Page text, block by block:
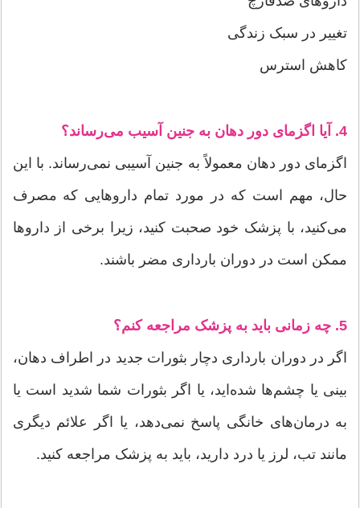
تغییر در سبک زندگی
کاهش استرس
4. آیا اگزمای دور دهان به جنین آسیب می‌رساند؟
اگزمای دور دهان معمولاً به جنین آسیبی نمی‌رساند. با این
حال، مهم است که در مورد تمام داروهایی که مصرف
می‌کنید، با پزشک خود صحبت کنید، زیرا برخی از داروها
ممکن است در دوران بارداری مضر باشند.
5. چه زمانی باید به پزشک مراجعه کنم؟
اگر در دوران بارداری دچار بثورات جدید در اطراف دهان،
بینی یا چشم‌ها شده‌اید، یا اگر بثورات شما شدید است یا
به درمان‌های خانگی پاسخ نمی‌دهد، یا اگر علائم دیگری
مانند تب، لرز یا درد دارید، باید به پزشک مراجعه کنید.